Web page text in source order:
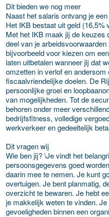
Dit bieden we nog meer
Naast het salaris ontvang je
Het IKB bestaat uit geld (16,5%
Met het IKB maak jij de keuzes
deel van je
bijvoorbeeld voor kiezen om
laten uitbetalen wanneer jij dat
omzetten in verlof en andersom
fiscaalvriendelijke doelen. De
persoonlijke groei en
van mogelijkheden. Tot de
behoren onder meer
bedrijfsfitness, volledige
werkverkeer en gedeeltelijk
Dit vragen wij
Wie ben jij? \Je vindt het
persoonsgegevens goed
daarin mee te nemen. Je kunt
overtuigen. Je bent planmatig,
overzicht te bewaren. Je hebt
je makkelijk weten te vinden.
gevoeligheden binnen een